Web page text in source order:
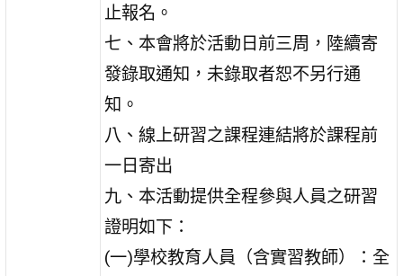
止報名。
七、本會將於活動日前三周，陸續寄
發錄取通知，未錄取者恕不另行通
知。
八、線上研習之課程連結將於課程前
一日寄出
九、本活動提供全程參與人員之研習
證明如下：
(一)學校教育人員（含實習教師）：全